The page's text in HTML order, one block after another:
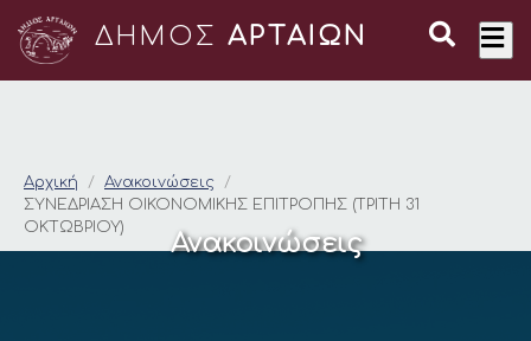
ΔΗΜΟΣ ΑΡΤΑΙΩΝ
ΣΥΝΕΔΡΙΑΣΗ
Αρχική
Ανακοινώσεις
ΣΥΝΕΔΡΙΑΣΗ ΟΙΚΟΝΟΜΙΚΗΣ ΕΠΙΤΡΟΠΗΣ (ΤΡΙΤΗ 31
ΟΚΤΩΒΡΙΟΥ)
Ανακοινώσεις